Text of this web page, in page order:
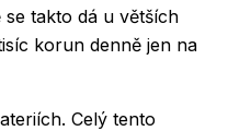
takto dá u větších
korun denně jen na
Celý tento